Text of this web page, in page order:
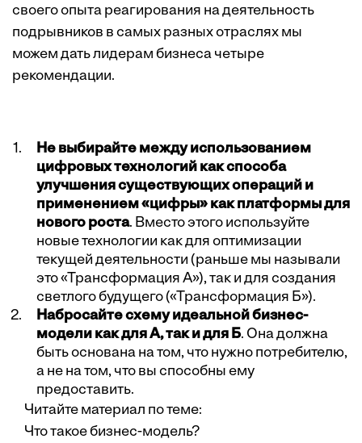
своего опыта реагирования на деятельность
подрывников в самых разных отраслях мы
можем дать лидерам бизнеса четыре
рекомендации.
Не выбирайте между использованием
цифровых технологий как способа
улучшения существующих операций и
применением «цифры» как платформы для
нового роста. Вместо этого используйте
новые технологии как для оптимизации
текущей деятельности (раньше мы называли
это «Трансформация А»), так и для создания
светлого будущего («Трансформация Б»).
Набросайте схему идеальной бизнес-
модели как для А, так и для Б. Она должна
быть основана на том, что нужно потребителю,
а не на том, что вы способны ему
предоставить.
Читайте материал по теме:
Что такое бизнес-модель?